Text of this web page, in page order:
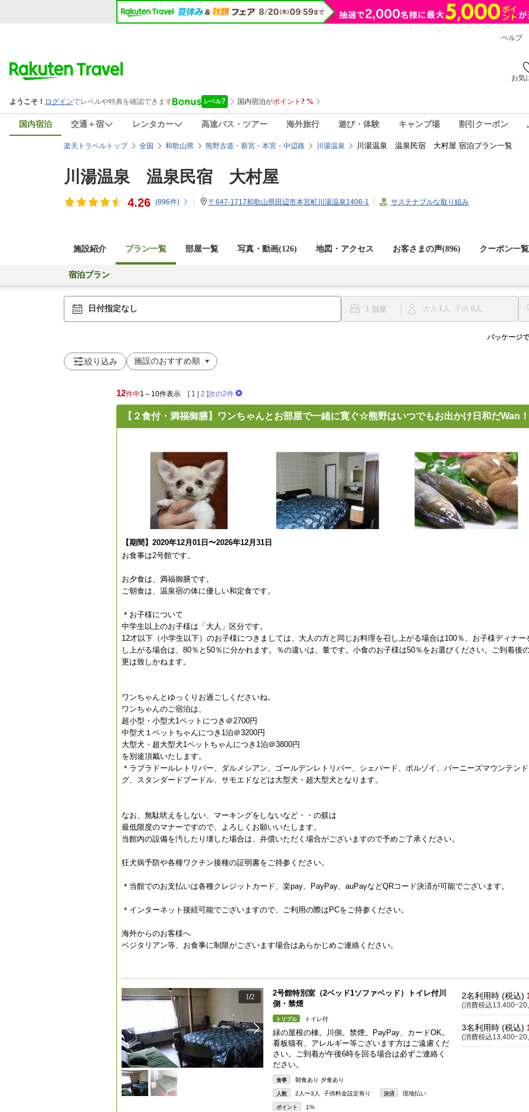
ヘルプ
お気
国内宿泊 交通＋宿 レンタカー 高速バス・ツアー 海外旅行 遊び・体験 キャンプ場 割引クーポン
楽天トラベルトップ 全国 和歌山県 熊野古道・新宮・本宮・中辺路 川湯温泉 川湯温泉 温泉民宿 大村屋 宿泊プラン一覧
川湯温泉 温泉民宿 大村屋
4.26 (896件) 〒647-1717和歌山県田辺市本宮町川湯温泉1406-1 サステナブルな取り組み
施設紹介 プラン一覧 部屋一覧 写真・動画(126) 地図・アクセス お客さまの声(896) クーポン一覧
宿泊プラン
日付指定なし 1 大人 1 子供 0
パッケージ
絞り込み
12件中1～10件表示 [ 1 2 ]次の2件
【２食付・満福御膳】ワンちゃんとお部屋で一緒に寛ぐ☆熊野はいつでもお出かけ日和だWan
【期間】2020年12月01日〜2026年12月31日
お食事は2号館です。
お夕食は、満福御膳です。
ご朝食は、温泉宿の体に優しい和定食です。
＊お子様について
中学生以上のお子様は「大人」区分です。
12才以下（小学生以下）のお子様につきましては、大人の方と同じお料理を召し上がる場合は100％、お子様ディナー
し上がる場合は、80％と50％に分かれます。％の違いは、量です。小食のお子様は50％をお選びください。ご到着後
更は致しかねます。
ワンちゃんとゆっくりお過ごしくださいね。
ワンちゃんのご宿泊は、
超小型・小型犬1ペットにつき＠2700円
中型犬１ペットちゃんにつき1泊＠3200円
大型犬・超大型犬1ペットちゃんにつき1泊＠3800円
を別途頂戴いたします。
＊ラブラドールレトリバー、ダルメシアン、ゴールデンレトリバー、シェパード、ボルゾイ、バーニーズマウンテンド
グ、スタンダードプードル、サモエドなどは大型犬・超大型犬となります。
なお、無駄吠えをしない、マーキングをしないなど・・の躾は
最低限度のマナーですので、よろしくお願いいたします。
当館内の設備を汚したり壊した場合は、弁償いただく場合がございますので予めご了承ください。
狂犬病予防や各種ワクチン接種の証明書をご持参ください。
＊当館でのお支払いは各種クレジットカード、楽pay、PayPay、auPayなどQRコード決済が可能でございます。
＊インターネット接続可能でございますので、ご利用の際はPCをご持参ください。
海外からのお客様へ
ベジタリアン等、お食事に制限がございます場合はあらかじめご連絡ください。
1/2
2号館特別室（2ベッド1ソファベッド）トイレ付川
側・禁煙
トリプル トイレ付
緑の屋根の棟。川側。禁煙。PayPay、カードOK。
看板猫有、アレルギー等ございます方はご遠慮くだ
さい。ご到着が午後6時を回る場合は必ずご連絡く
ださい。
食事 朝食あり 夕食あり
人数 2人〜3人 子供料金設定有り 決済 現地払い
ポイント 1%
2名利用時 (税込)
(消費税込
3名利用時 (税込)
(消費税込